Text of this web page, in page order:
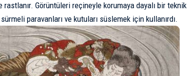
Görüntüleri reçineyle korumaya dayalı bir teknik
paravanları ve kutuları süslemek için kullanırdı.